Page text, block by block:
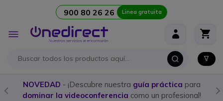
900 80 26 26 Linea gratuita
Toggle
Nav
NOVEDAD - ¡Descubre nuestra guía práctica para
dominar la videoconferencia como un profesional!